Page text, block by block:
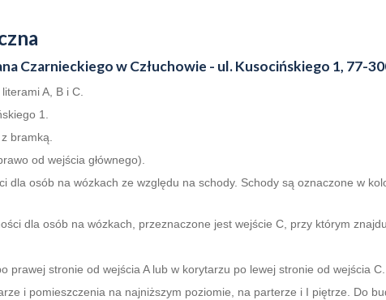
Czarnieckiego w Człuchowie - ul. Kusocińskiego 1, 77-
A, B i C.
1.
bramką.
od wejścia głównego).
dla osób na wózkach ze względu na schody. Schody są oznaczone w
dla osób na wózkach, przeznaczone jest wejście C, przy którym
prawej stronie od wejścia A lub w korytarzu po lewej stronie od wejścia C.
i pomieszczenia na najniższym poziomie, na parterze i I piętrze. Do